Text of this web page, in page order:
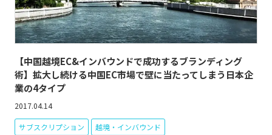
【中国越境EC&インバウンドで成功するブランディング
術】拡大し続ける中国EC市場で壁に当たってしまう日本企
業の4タイプ
2017.04.14
サブスクリプション 越境・インバウンド